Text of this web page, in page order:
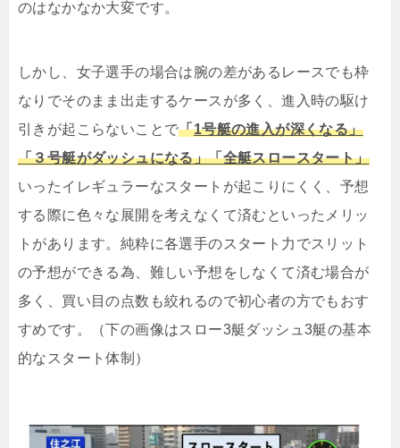
のはなかなか大変です。
しかし、女子選手の場合は腕の差があるレースでも枠
なりでそのまま出走するケースが多く、進入時の駆け
引きが起こらないことで「1号艇の進入が深くなる」
「３号艇がダッシュになる」「全艇スロースタート」
いったイレギュラーなスタートが起こりにくく、予想
する際に色々な展開を考えなくて済むといったメリッ
トがあります。純粋に各選手のスタート力でスリット
の予想ができる為、難しい予想をしなくて済む場合が
多く、買い目の点数も絞れるので初心者の方でもおす
すめです。（下の画像はスロー3艇ダッシュ3艇の基本
的なスタート体制）